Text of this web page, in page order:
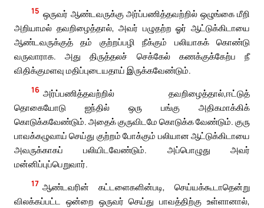
15 ஒருவர் ஆண்டவருக்கு அர்ப்பணித்தவற்றில் ஒழுங்கை மீறி
அறியாமல் தவறிழைத்தால், அவர் பழுதற்ற ஓர் ஆட்டுக்கிடாயை
ஆண்டவருக்குத் தம் குற்றப்பழி நீக்கும் பலியாகக் கொண்டு
வருவாராக. அது திருத்தலச் செக்கேல் கணக்குக்கேற்ப நீ
விதிக்குமளவு மதிப்புடையதாய் இருக்கவேண்டும்.
16 அர்ப்பணித்தவற்றில் தவறிழைத்தால்,ஈட்டுத்
தொகையோடு ஐந்தில் ஒரு பங்கு அதிகமாக்கிக்
கொடுக்கவேண்டும். அதைக் குருவிடமே கொடுக்க வேண்டும். குரு
பாவக்கழுவாய் செய்து குற்றம் போக்கும் பலியான ஆட்டுக்கிடாயை
அவருக்காகப் பலியிடவேண்டும். அப்பொழுது அவர்
மன்னிப்புப்பெறுவார்.
17 ஆண்டவரின் கட்டளைகளின்படி, செய்யக்கூடாதென்று
விலக்கப்பட்ட ஒன்றை ஒருவர் செய்து பாவத்திற்கு உள்ளானால்,